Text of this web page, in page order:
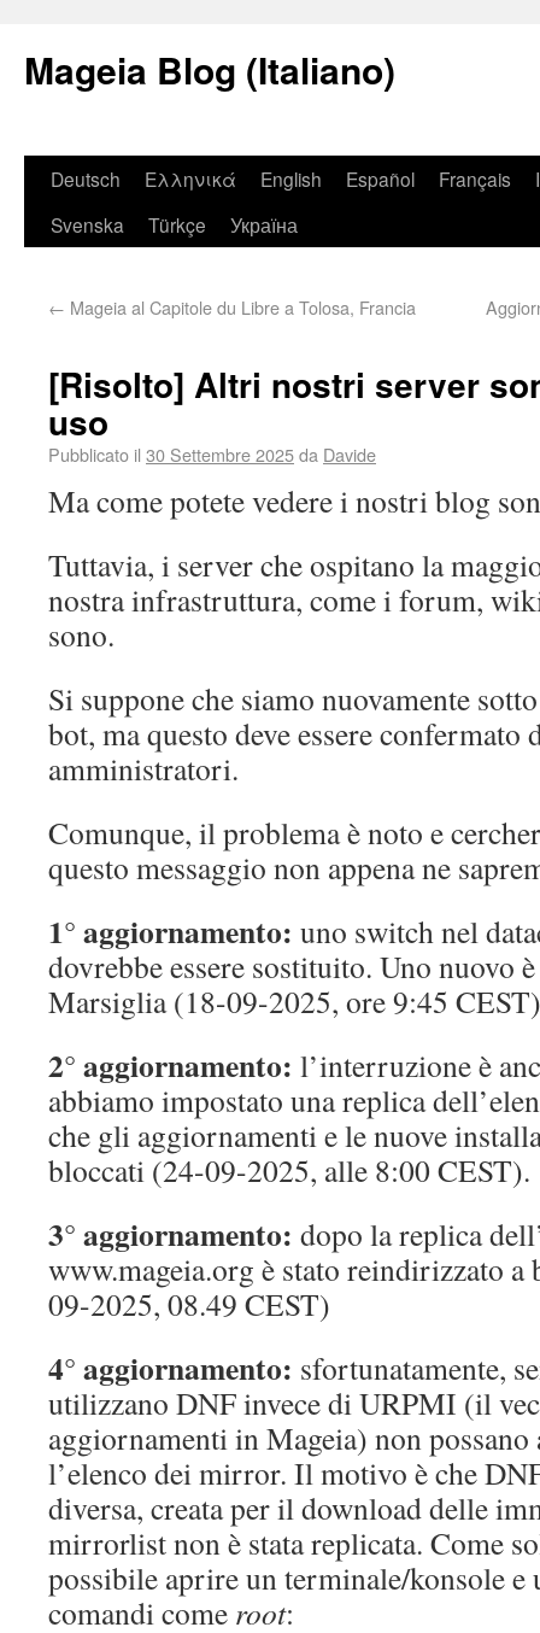
Mageia Blog (Italiano)
Deutsch Ελληνικά English Español Français
Svenska
Türkçe Україна
← Mageia al Capitole du Libre a Tolosa, Francia
[Risolto] Altri nostri server
uso
Pubblicato il 30 Settembre 2025da Davide
Ma come potete vedere i nostri blog
Tuttavia, i server che ospitano la
nostra infrastruttura, come i forum,
sono.
Si suppone che siamo nuovamente
bot, ma questo deve essere confermato
amministratori.
Comunque, il problema è noto e
questo messaggio non appena ne
1° aggiornamento: uno switch nel
dovrebbe essere sostituito. Uno nuovo
Marsiglia (18-09-2025, ore 9:45 CEST)
2° aggiornamento: l’interruzione è
abbiamo impostato una replica
che gli aggiornamenti e le nuove
bloccati (24-09-2025, alle 8:00 CEST).
3° aggiornamento: dopo la replica
www.mageia.org è stato reindirizzato
09-2025, 08.49 CEST)
4° aggiornamento: sfortunatamente,
utilizzano DNF invece di URPMI (il
aggiornamenti in Mageia) non
l’elenco dei mirror. Il motivo è che
diversa, creata per il download delle
mirrorlist non è stata replicata. Come
possibile aprire un terminale/konsole e
comandi come root: